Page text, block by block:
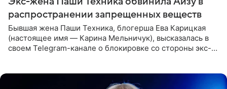
распространении запрещенных веществ
Бывшая жена Паши Техника, блогерша Ева Карицкая
(настоящее имя — Карина Мельничук), высказалась в
своем Telegram-канале о блокировке со стороны экс-